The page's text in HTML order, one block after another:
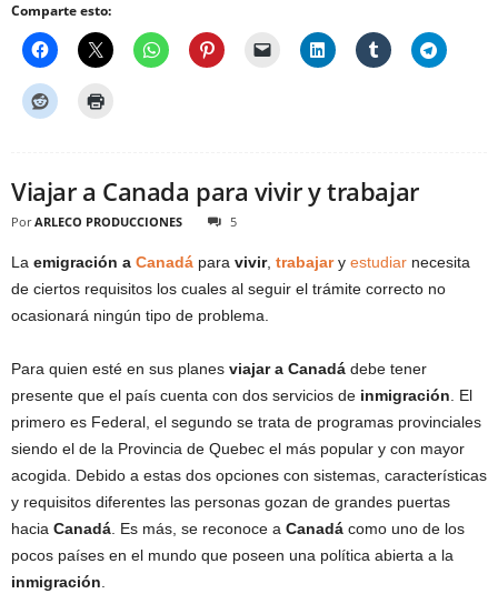
Comparte esto:
Viajar a Canada para vivir y trabajar
Por ARLECO PRODUCCIONES 5
La emigración a Canadá para vivir, trabajary estudiar necesita
de ciertos requisitos los cuales al seguir el trámite correcto no
ocasionará ningún tipo de problema.
Para quien esté en sus planes viajar a Canadá debe tener
presente que el país cuenta con dos servicios de inmigración. El
primero es Federal, el segundo se trata de programas provinciales
siendo el de la Provincia de Quebec el más popular y con mayor
acogida. Debido a estas dos opciones con sistemas, características
y requisitos diferentes las personas gozan de grandes puertas
hacia Canadá. Es más, se reconoce a Canadá como uno de los
pocos países en el mundo que poseen una política abierta a la
inmigración.